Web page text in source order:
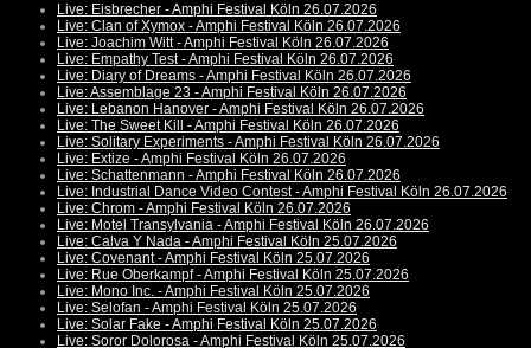
Live: Eisbrecher - Amphi Festival Köln 26.07.2026
Live: Clan of Xymox - Amphi Festival Köln 26.07.2026
Live: Joachim Witt - Amphi Festival Köln 26.07.2026
Live: Empathy Test - Amphi Festival Köln 26.07.2026
Live: Diary of Dreams - Amphi Festival Köln 26.07.2026
Live: Assemblage 23 - Amphi Festival Köln 26.07.2026
Live: Lebanon Hanover - Amphi Festival Köln 26.07.2026
Live: The Sweet Kill - Amphi Festival Köln 26.07.2026
Live: Solitary Experiments - Amphi Festival Köln 26.07.2026
Live: Extize - Amphi Festival Köln 26.07.2026
Live: Schattenmann - Amphi Festival Köln 26.07.2026
Live: Industrial Dance Video Contest - Amphi Festival Köln 26.07.2026
Live: Chrom - Amphi Festival Köln 26.07.2026
Live: Motel Transylvania - Amphi Festival Köln 26.07.2026
Live: Calva Y Nada - Amphi Festival Köln 25.07.2026
Live: Covenant - Amphi Festival Köln 25.07.2026
Live: Rue Oberkampf - Amphi Festival Köln 25.07.2026
Live: Mono Inc. - Amphi Festival Köln 25.07.2026
Live: Selofan - Amphi Festival Köln 25.07.2026
Live: Solar Fake - Amphi Festival Köln 25.07.2026
Live: Soror Dolorosa - Amphi Festival Köln 25.07.2026